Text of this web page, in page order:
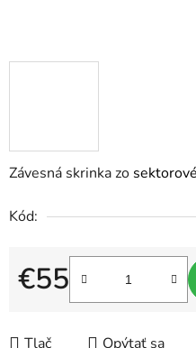
Závesná skrinka zo
Kód:
€55
Jednotková cena:
Tlač Opýtať sa